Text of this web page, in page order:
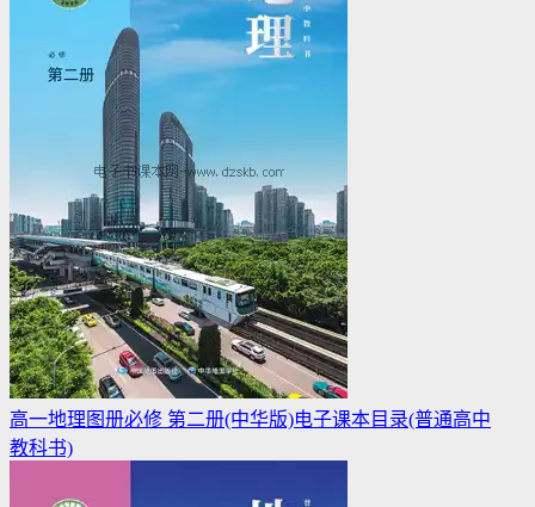
高一地理图册必修 第二册(中华版)电子课本目录(普通高中
教科书)